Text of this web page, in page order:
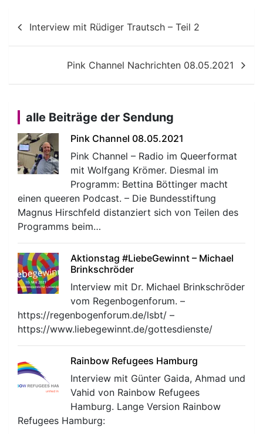
Beitragsnavigation
Interview mit Rüdiger Trautsch – Teil 2
Pink Channel Nachrichten 08.05.2021
alle Beiträge der Sendung
Pink Channel 08.05.2021
Pink Channel – Radio im Queerformat
mit Wolfgang Krömer. Diesmal im
Programm: Bettina Böttinger macht
einen queeren Podcast. – Die Bundesstiftung
Magnus Hirschfeld distanziert sich von Teilen des
Programms beim…
Aktionstag #LiebeGewinnt – Michael
Brinkschröder
Interview mit Dr. Michael Brinkschröder
vom Regenbogenforum. –
https://regenbogenforum.de/lsbt/ –
https://www.liebegewinnt.de/gottesdienste/
Rainbow Refugees Hamburg
Interview mit Günter Gaida, Ahmad und
Vahid von Rainbow Refugees
Hamburg. Lange Version Rainbow
Refugees Hamburg: